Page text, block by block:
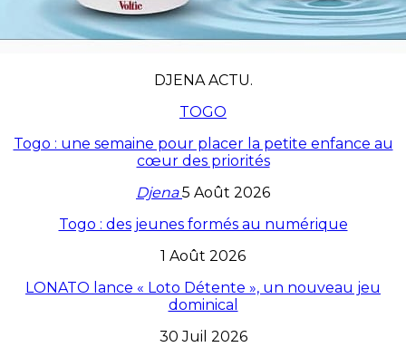
DJENA ACTU.
TOGO
Togo : une semaine pour placer la petite enfance au
cœur des priorités
Djena5 Août 2026
Togo : des jeunes formés au numérique
1 Août 2026
LONATO lance « Loto Détente », un nouveau jeu
dominical
30 Juil 2026